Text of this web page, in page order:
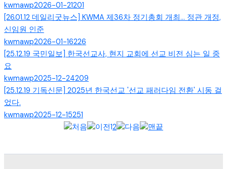
kwmawp2026-01-21201
[26.01.12 데일리굿뉴스] KWMA 제36차 정기총회 개최... 정관 개정,
신임원 인준
kwmawp2026-01-16226
[25.12.19 국민일보] 한국선교사, 현지 교회에 선교 비전 심는 일 중
요
kwmawp2025-12-24209
[25.12.19 기독신문] 2025년 한국선교 '선교 패러다임 전환' 시동 걸
었다.
kwmawp2025-12-15251
12